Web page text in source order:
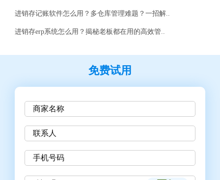
进销存记账软件怎么用？多仓库管理难题？一招解..
进销存erp系统怎么用？揭秘老板都在用的高效管..
免费试用